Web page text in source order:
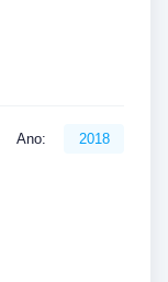
Ano: 2018